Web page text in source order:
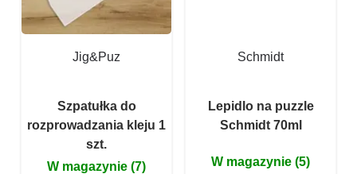
Jig&Puz
Szpatułka do
rozprowadzania kleju 1
szt.
W magazynie (7)
Schmidt
Lepidlo na puzzle
Schmidt 70ml
W magazynie (5)